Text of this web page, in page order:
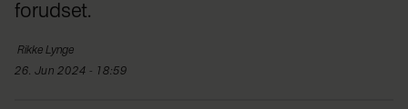
forudset.
Rikke Lynge
26. Jun 2024 - 18:59